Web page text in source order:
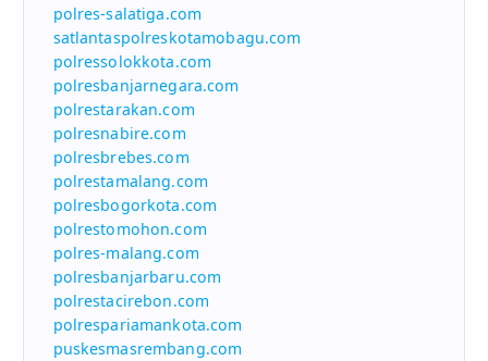
polres-salatiga.com
satlantaspolreskotamobagu.com
polressolokkota.com
polresbanjarnegara.com
polrestarakan.com
polresnabire.com
polresbrebes.com
polrestamalang.com
polresbogorkota.com
polrestomohon.com
polres-malang.com
polresbanjarbaru.com
polrestacirebon.com
polrespariamankota.com
puskesmasrembang.com